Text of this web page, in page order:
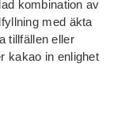
kombination av
med äkta
tillfällen eller
kakao in enlighet